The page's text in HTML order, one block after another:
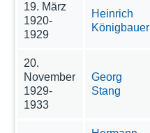
19. März
1920-
1929
Heinrich
Königbauer
20.
November
1929-
1933
Georg
Stang